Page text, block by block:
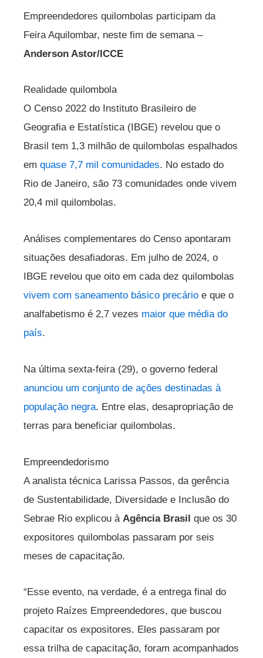
Empreendedores quilombolas participam da
Feira Aquilombar, neste fim de semana –
Anderson Astor/ICCE
Realidade quilombola
O Censo 2022 do Instituto Brasileiro de
Geografia e Estatística (IBGE) revelou que o
Brasil tem 1,3 milhão de quilombolas espalhados
em quase 7,7 mil comunidades. No estado do
Rio de Janeiro, são 73 comunidades onde vivem
20,4 mil quilombolas.
Análises complementares do Censo apontaram
situações desafiadoras. Em julho de 2024, o
IBGE revelou que oito em cada dez quilombolas
vivem com saneamento básico precário e que o
analfabetismo é 2,7 vezes maior que média do
país.
Na última sexta-feira (29), o governo federal
anunciou um conjunto de ações destinadas à
população negra. Entre elas, desapropriação de
terras para beneficiar quilombolas.
Empreendedorismo
A analista técnica Larissa Passos, da gerência
de Sustentabilidade, Diversidade e Inclusão do
Sebrae Rio explicou à Agência Brasil que os 30
expositores quilombolas passaram por seis
meses de capacitação.
“Esse evento, na verdade, é a entrega final do
projeto Raízes Empreendedores, que buscou
capacitar os expositores. Eles passaram por
essa trilha de capacitação, foram acompanhados